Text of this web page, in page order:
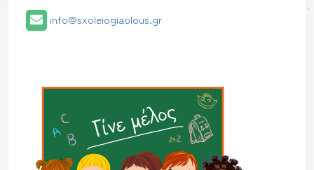
info@sxoleiogiaolous.gr